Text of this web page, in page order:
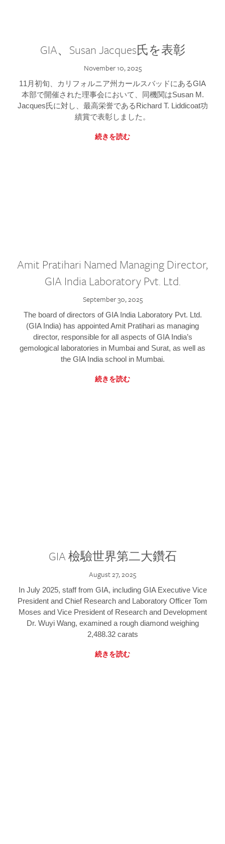
GIA、Susan Jacques氏を表彰
November 10, 2025
11月初旬、カリフォルニア州カールスバッドにあるGIA
本部で開催された理事会において、同機関はSusan M.
Jacques氏に対し、最高栄誉であるRichard T. Liddicoat功
績賞で表彰しました。
続きを読む
Amit Pratihari Named Managing Director,
GIA India Laboratory Pvt. Ltd.
September 30, 2025
The board of directors of GIA India Laboratory Pvt. Ltd.
(GIA India) has appointed Amit Pratihari as managing
director, responsible for all aspects of GIA India’s
gemological laboratories in Mumbai and Surat, as well as
the GIA India school in Mumbai.
続きを読む
GIA 檢驗世界第二大鑽石
August 27, 2025
In July 2025, staff from GIA, including GIA Executive Vice
President and Chief Research and Laboratory Officer Tom
Moses and Vice President of Research and Development
Dr. Wuyi Wang, examined a rough diamond weighing
2,488.32 carats
続きを読む